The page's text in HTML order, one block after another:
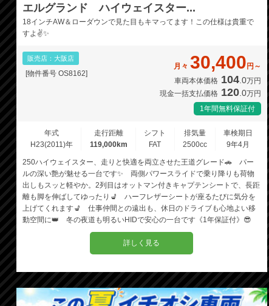
エルグランド ハイウェイスター...
18インチAW＆ローダウンで見た目もキマってます！この仕様は貴重で
すよ✌️✨
販売店：大阪店
[物件番号 OS8162]
月々 30,400 円～
車両本体価格 104.0万円
現金一括支払価格 120.0万円
1年間無料保証付
年式
H23(2011)年
走行距離
119,000km
シフト
FAT
排気量
2500cc
車検期日
9年4月
250ハイウェイスター、走りと快適を両立させた王道グレード🚗 パー
ルの深い艶が魅せる一台です✨ 両側パワースライドで乗り降りも荷物
出しもスッと軽やか。2列目はオットマン付きキャプテンシートで、長距
離も脚を伸ばしてゆったり💺 ハーフレザーシートが座るたびに気分を
上げてくれます💺 仕事仲間との遠出も、休日のドライブも心地よい移
動空間に👑 冬の夜道も明るいHIDで安心の一台です《1年保証付》😎
詳しく見る